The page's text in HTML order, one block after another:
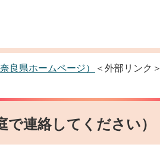
良県ホームページ） ＜外部リンク＞
で連絡してください）